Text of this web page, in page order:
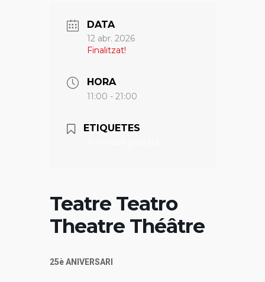
DATA
12 abr. 2026
Finalitzat!
HORA
11:00 - 21:00
ETIQUETES
Teatre Teatro
Theatre Théâtre
25è ANIVERSARI